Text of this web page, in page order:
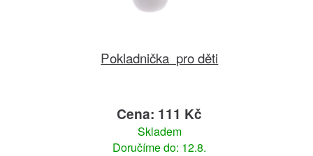
Pokladnička pro děti
Cena: 111 Kč
Skladem
Doručíme do: 12.8.